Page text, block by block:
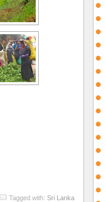
Tagged with:Sri Lanka